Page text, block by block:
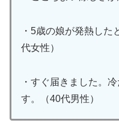
・5歳の娘が発熱し
代女性）
・すぐ届きました。
す。（40代男性）